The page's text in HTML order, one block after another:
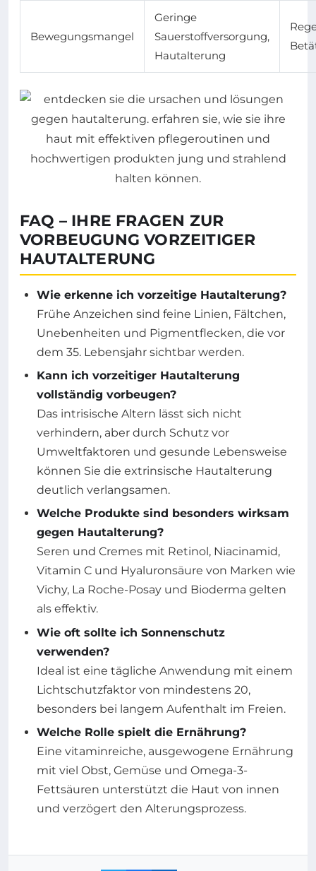
Bewegungsmangel
Geringe
Sauerstoffversorgung,
Hautalterung
FAQ – IHRE FRAGEN ZUR
VORBEUGUNG VORZEITIGER
HAUTALTERUNG
Wie erkenne ich vorzeitige Hautalterung?
Frühe Anzeichen sind feine Linien, Fältchen,
Unebenheiten und Pigmentflecken, die vor
dem 35. Lebensjahr sichtbar werden.
Kann ich vorzeitiger Hautalterung
vollständig vorbeugen?
Das intrisische Altern lässt sich nicht
verhindern, aber durch Schutz vor
Umweltfaktoren und gesunde Lebensweise
können Sie die extrinsische Hautalterung
deutlich verlangsamen.
Welche Produkte sind besonders wirksam
gegen Hautalterung?
Seren und Cremes mit Retinol, Niacinamid,
Vitamin C und Hyaluronsäure von Marken wie
Vichy, La Roche-Posay und Bioderma gelten
als effektiv.
Wie oft sollte ich Sonnenschutz
verwenden?
Ideal ist eine tägliche Anwendung mit einem
Lichtschutzfaktor von mindestens 20,
besonders bei langem Aufenthalt im Freien.
Welche Rolle spielt die Ernährung?
Eine vitaminreiche, ausgewogene Ernährung
mit viel Obst, Gemüse und Omega-3-
Fettsäuren unterstützt die Haut von innen
und verzögert den Alterungsprozess.